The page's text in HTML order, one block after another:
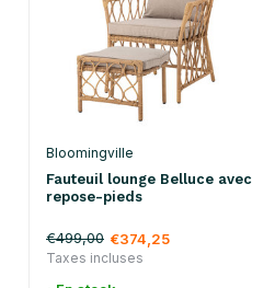
Bloomingville
Fauteuil lounge Belluce avec
repose-pieds
€499,00 €374,25
Taxes incluses